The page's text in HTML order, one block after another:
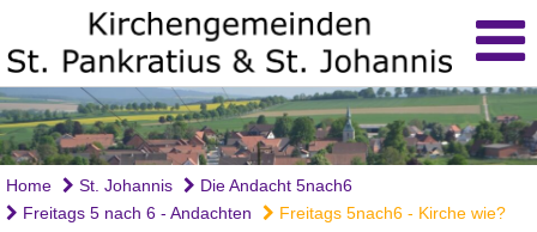
Home St. Johannis
Die Andacht 5nach6
Freitags 5 nach 6 - Andachten
Freitags 5nach6 - Kirche wie?